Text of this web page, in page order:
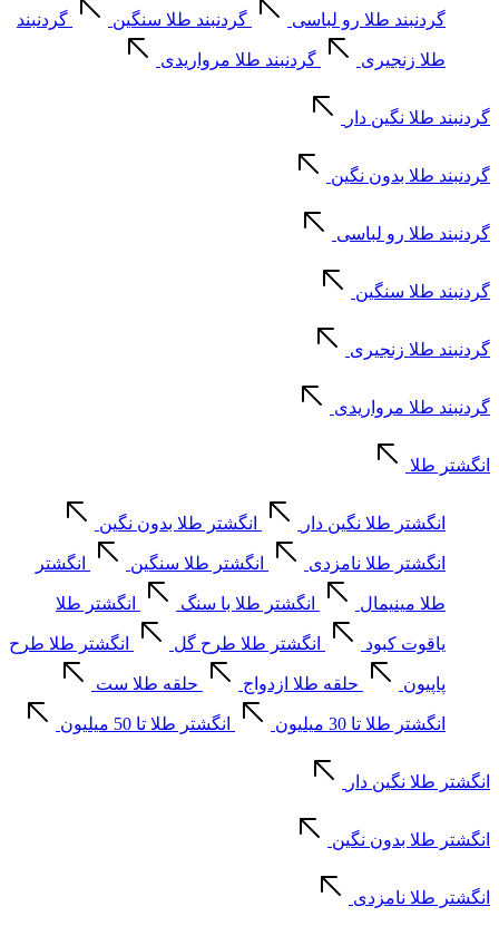
گردنبند طلا رو لباسی گردنبند طلا سنگین گردنبند
طلا زنجیری گردنبند طلا مرواریدی
گردنبند طلا نگین دار
گردنبند طلا بدون نگین
گردنبند طلا رو لباسی
گردنبند طلا سنگین
گردنبند طلا زنجیری
گردنبند طلا مرواریدی
انگشتر طلا
انگشتر طلا نگین دار انگشتر طلا بدون نگین
انگشتر طلا نامزدی انگشتر طلا سنگین انگشتر
طلا مینیمال انگشتر طلا با سنگ انگشتر طلا
یاقوت کبود انگشتر طلا طرح گل انگشتر طلا طرح
پاپیون حلقه طلا ازدواج حلقه طلا ست
انگشتر طلا تا 30 میلیون انگشتر طلا تا 50 میلیون
انگشتر طلا نگین دار
انگشتر طلا بدون نگین
انگشتر طلا نامزدی